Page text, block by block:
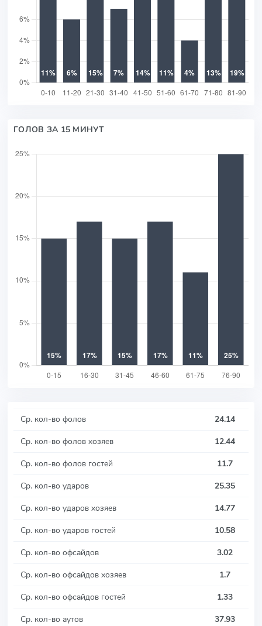
ГОЛОВ ЗА 15 МИНУТ
Ср. кол-во фолов
24.14
Ср. кол-во фолов хозяев
12.44
Ср. кол-во фолов гостей
11.7
Ср. кол-во ударов
25.35
Ср. кол-во ударов хозяев
14.77
Ср. кол-во ударов гостей
10.58
Ср. кол-во офсайдов
3.02
Ср. кол-во офсайдов хозяев
1.7
Ср. кол-во офсайдов гостей
1.33
Ср. кол-во аутов
37.93